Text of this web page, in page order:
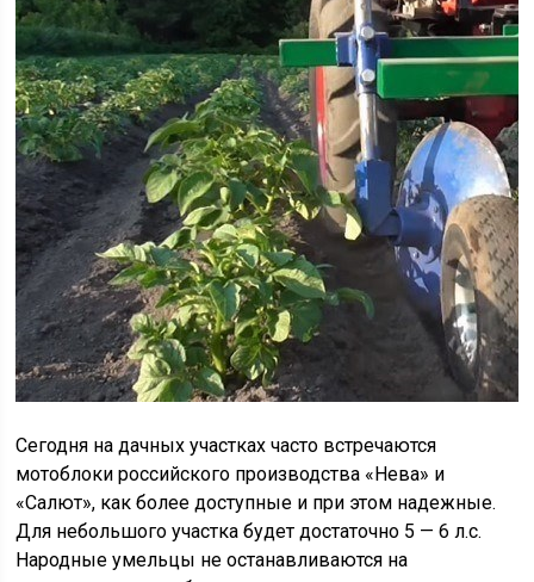
Сегодня на дачных участках часто встречаются
мотоблоки российского производства «Нева» и
«Салют», как более доступные и при этом надежные.
Для небольшого участка будет достаточно 5 — 6 л.с.
Народные умельцы не останавливаются на